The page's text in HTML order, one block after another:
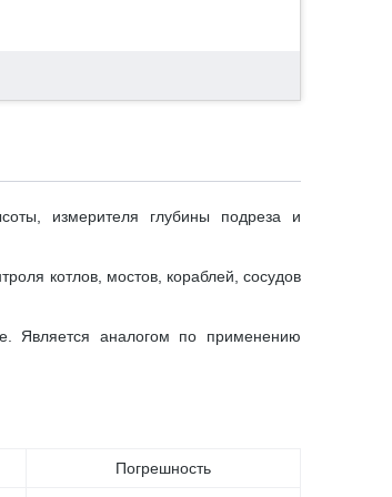
измерителя глубины подреза и
котлов, мостов, кораблей, сосудов
Является аналогом по применению
Погрешность